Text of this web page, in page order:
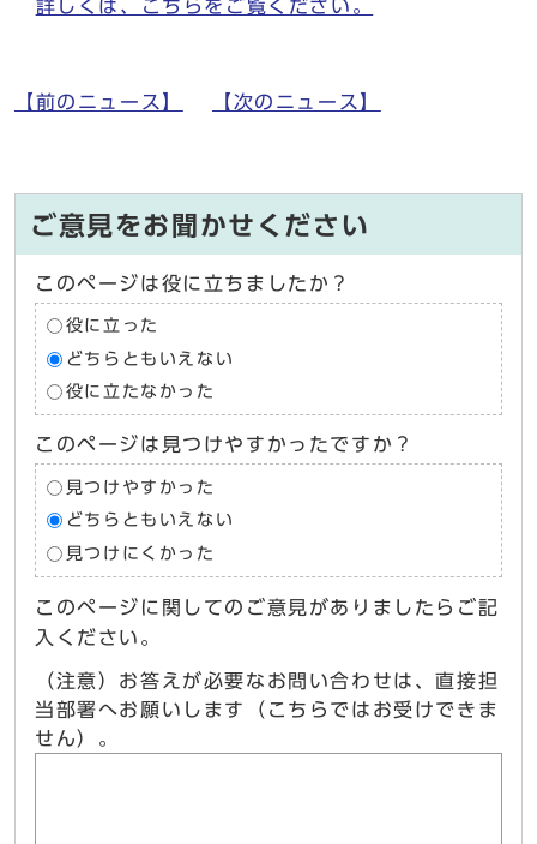
詳しくは、こちらをご覧ください。
【前のニュース】 【次のニュース】
ご意見をお聞かせください
このページは役に立ちましたか？
役に立った
どちらともいえない
役に立たなかった
このページは見つけやすかったですか？
見つけやすかった
どちらともいえない
見つけにくかった
このページに関してのご意見がありましたらご記
入ください。
（注意）お答えが必要なお問い合わせは、直接担
当部署へお願いします（こちらではお受けできま
せん）。